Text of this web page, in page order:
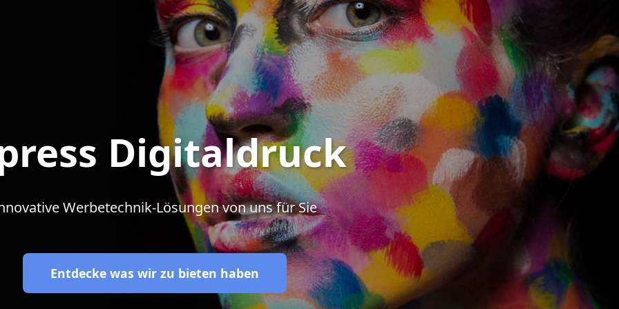
Digitaldruck
Werbetechnik-Lösungen von uns für Sie
Entdecke was wir zu bieten haben